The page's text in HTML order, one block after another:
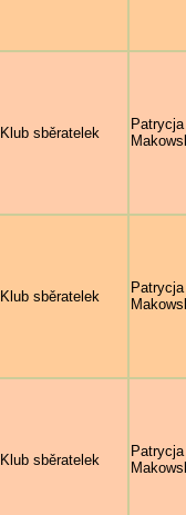
Klub sběratelek
Patrycja
Klub sběratelek
Patrycja
Klub sběratelek
Patrycja